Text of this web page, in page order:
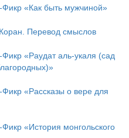
«Как быть мужчиной»
Перевод смыслов
«Раудат аль-укаля (cад
«Рассказы о вере для
«История монгольского